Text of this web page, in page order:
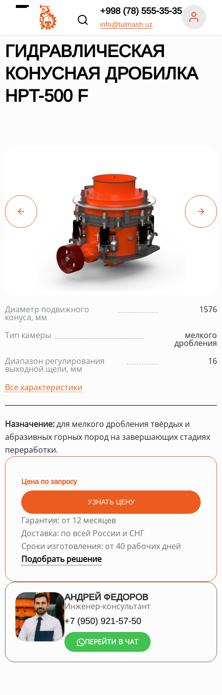
+998 (78) 555-35-35
info@tulmash.uz
ГИДРАВЛИЧЕСКАЯ
КОНУСНАЯ ДРОБИЛКА
HPT-500 F
Диаметр подвижного
конуса, мм
1576
Тип камеры мелкого
дробления
Диапазон регулирования
выходной щели, мм
16
Все характеристики
Назначение:для мелкого дробления твёрдых и
абразивных горных пород на завершающих стадиях
переработки.
Цена по запросу
УЗНАТЬ ЦЕНУ
Гарантия: от 12 месяцев
Доставка: по всей России и СНГ
Сроки изготовления: от 40 рабочих дней
Подобрать решение
АНДРЕЙ ФЕДОРОВ
Инженер-консультант
+7 (950) 921-57-50
ПЕРЕЙТИ В ЧАТ